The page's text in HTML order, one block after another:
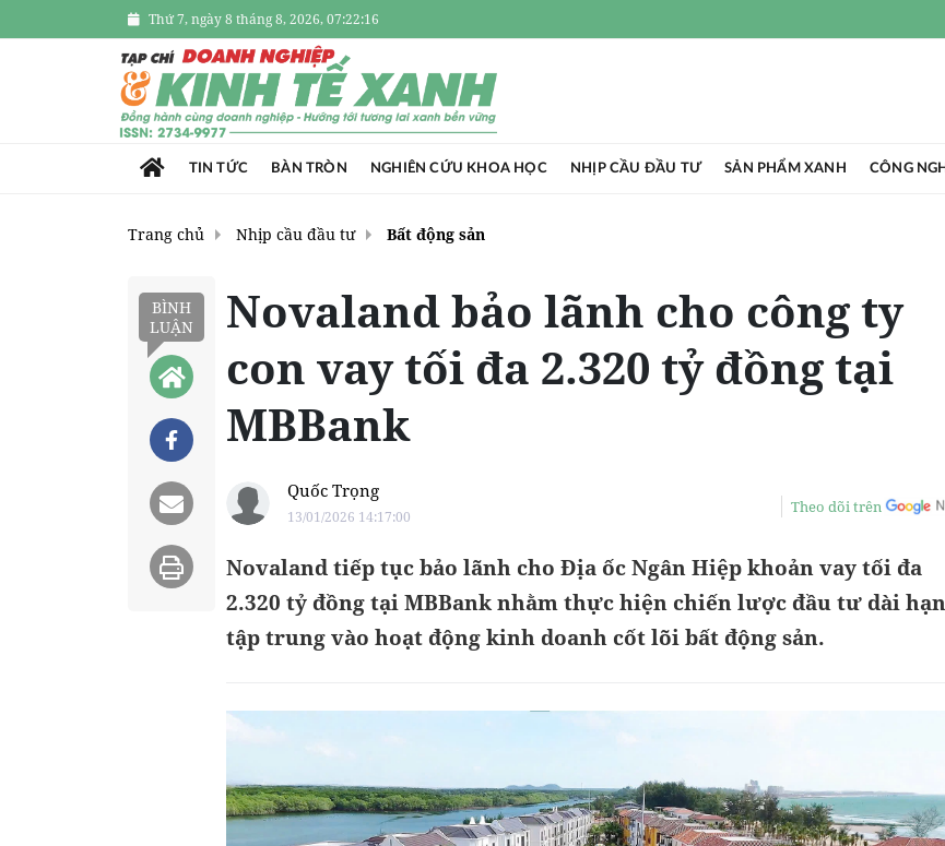
Thứ 7, ngày 8 tháng 8, 2026, 07:22:17
TIN TỨC BÀN TRÒN NGHIÊN CỨU KHOA HỌC NHỊP CẦU ĐẦU TƯ SẢN PHẨM XANH CÔNG
Trang chủ Nhịp cầu đầu tư Bất động sản
BÌNH
LUẬN
Novaland bảo lãnh cho công ty
con vay tối đa 2.320 tỷ đồng tại
MBBank
Quốc Trọng
13/01/2026 14:17:00
Theo dõi trên
Novaland tiếp tục bảo lãnh cho Địa ốc Ngân Hiệp khoản vay tối đa
2.320 tỷ đồng tại MBBank nhằm thực hiện chiến lược đầu tư dài
tập trung vào hoạt động kinh doanh cốt lõi bất động sản.